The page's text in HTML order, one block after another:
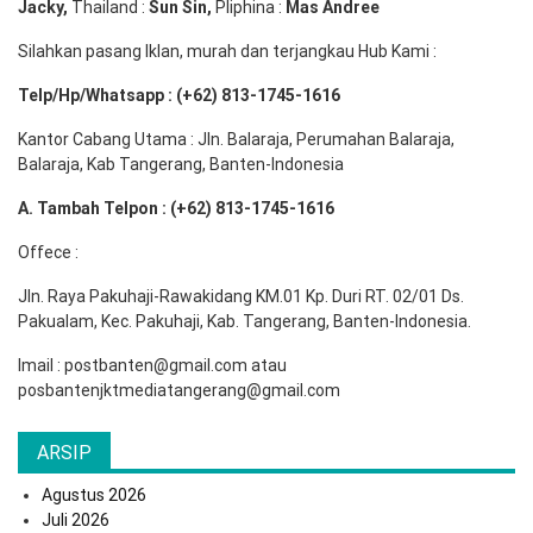
Jacky, Thailand : Sun Sin, Pliphina : Mas Andree
Silahkan pasang Iklan, murah dan terjangkau Hub Kami :
Telp/Hp/Whatsapp : (+62) 813-1745-1616
Kantor Cabang Utama : Jln. Balaraja, Perumahan Balaraja,
Balaraja, Kab Tangerang, Banten-Indonesia
A. Tambah Telpon : (+62) 813-1745-1616
Offece :
Jln. Raya Pakuhaji-Rawakidang KM.01 Kp. Duri RT. 02/01 Ds.
Pakualam, Kec. Pakuhaji, Kab. Tangerang, Banten-Indonesia.
Imail : postbanten@gmail.com atau
posbantenjktmediatangerang@gmail.com
ARSIP
Agustus 2026
Juli 2026